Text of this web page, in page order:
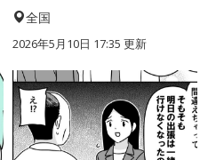
全国
2026年5月10日 17:35 更新